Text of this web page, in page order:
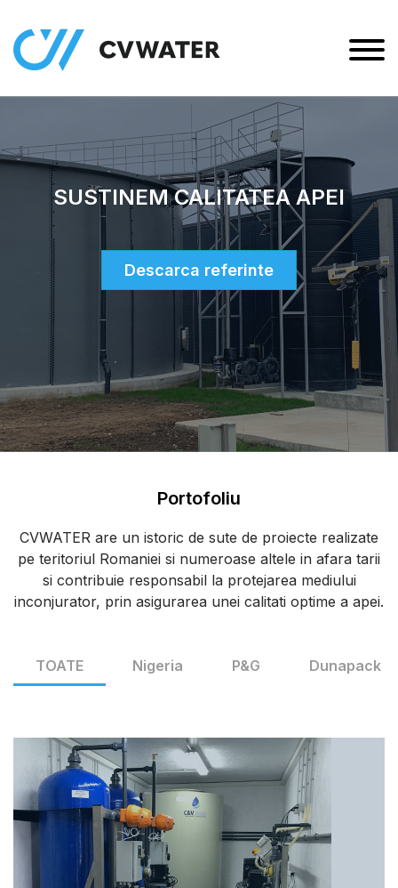
SUSTINEM CALITATEA APEI
Descarca referinte
Portofoliu
CVWATER are un istoric de sute de proiecte realizate
pe teritoriul Romaniei si numeroase altele in afara tarii
si contribuie responsabil la protejarea mediului
inconjurator, prin asigurarea unei calitati optime a apei.
TOATE Nigeria P&G Dunapack